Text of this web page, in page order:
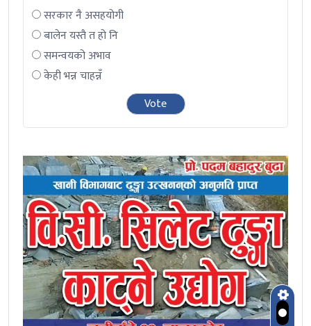
सरकार नै असहयोगी
बालेन यस्तै त हो नि
समन्वयको अभाव
केही भन्न चाहन्नँ